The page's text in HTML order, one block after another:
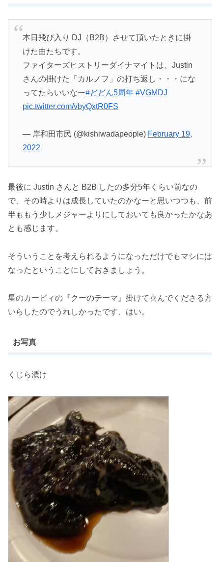
本日飛び入り DJ（B2B）させて頂いたときに掛
けた曲たちです。
ファイターズヒストリーダイナマイトは、Justin
さんの掛けた「カルノフ」の打ち返し・・・にな
ってたらいいなー#どどん5周年 #VGMDJ
pic.twitter.com/vbyQxtR0FS
— 岸和田市民 (@kishiwadapeople) February 19,
2022
最後に Justin さんと B2B したの多分5年くらい前なの
で、その時よりは成長していたのかなーと思いつつも、前
半ももう少しメジャーよりにしておいても良かったかなあ
とも感じます。
そういうことを考えられるようになっただけでもマシには
なったということにしておきましょう。
星のカービィの『クーのテーマ』掛けて喜んでくださる方
いらしたのでうれしかったです、はい。
お写真
くじら漬け